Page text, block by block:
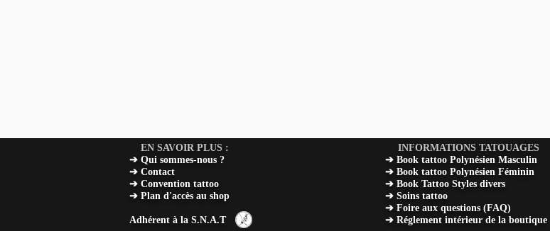
EN SAVOIR PLUS :
➔ Qui sommes-nous ?
➔ Contact
➔ Convention tattoo
➔ Plan d'accès au shop
Adhérent à la S.N.A.T
INFORMATIONS TATOUAGES
➔ Book tattoo Polynésien Masculin
➔ Book tattoo Polynésien Féminin
➔ Book Tattoo Styles divers
➔ Soins tattoo
➔ Foire aux questions (FAQ)
➔ Réglement intérieur de la boutique